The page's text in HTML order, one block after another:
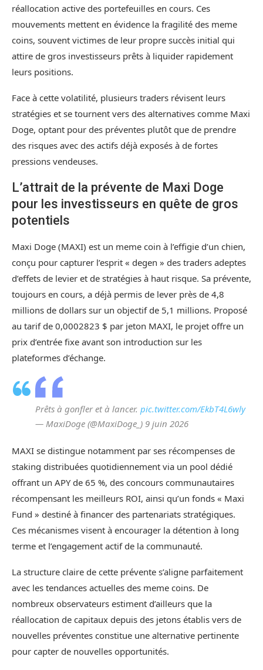
réallocation active des portefeuilles en cours. Ces
mouvements mettent en évidence la fragilité des meme
coins, souvent victimes de leur propre succès initial qui
attire de gros investisseurs prêts à liquider rapidement
leurs positions.
Face à cette volatilité, plusieurs traders révisent leurs
stratégies et se tournent vers des alternatives comme Maxi
Doge, optant pour des préventes plutôt que de prendre
des risques avec des actifs déjà exposés à de fortes
pressions vendeuses.
L’attrait de la prévente de Maxi Doge
pour les investisseurs en quête de gros
potentiels
Maxi Doge (MAXI) est un meme coin à l’effigie d’un chien,
conçu pour capturer l’esprit « degen » des traders adeptes
d’effets de levier et de stratégies à haut risque. Sa prévente,
toujours en cours, a déjà permis de lever près de 4,8
millions de dollars sur un objectif de 5,1 millions. Proposé
au tarif de 0,0002823 $ par jeton MAXI, le projet offre un
prix d’entrée fixe avant son introduction sur les
plateformes d’échange.
Prêts à gonfler et à lancer. pic.twitter.com/EkbT4L6wly
— MaxiDoge (@MaxiDoge_) 9 juin 2026
MAXI se distingue notamment par ses récompenses de
staking distribuées quotidiennement via un pool dédié
offrant un APY de 65 %, des concours communautaires
récompensant les meilleurs ROI, ainsi qu’un fonds « Maxi
Fund » destiné à financer des partenariats stratégiques.
Ces mécanismes visent à encourager la détention à long
terme et l’engagement actif de la communauté.
La structure claire de cette prévente s’aligne parfaitement
avec les tendances actuelles des meme coins. De
nombreux observateurs estiment d’ailleurs que la
réallocation de capitaux depuis des jetons établis vers de
nouvelles préventes constitue une alternative pertinente
pour capter de nouvelles opportunités.